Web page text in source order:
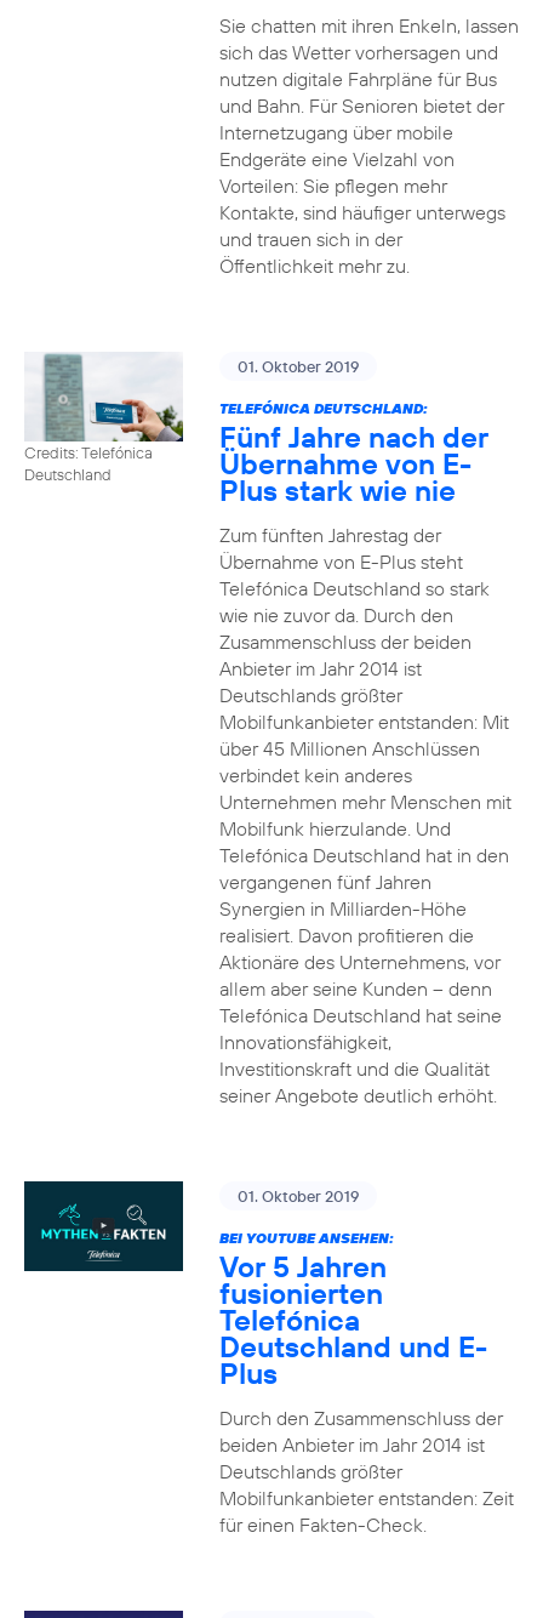
Sie chatten mit ihren Enkeln, lassen
sich das Wetter vorhersagen und
nutzen digitale Fahrpläne für Bus
und Bahn. Für Senioren bietet der
Internetzugang über mobile
Endgeräte eine Vielzahl von
Vorteilen: Sie pflegen mehr
Kontakte, sind häufiger unterwegs
und trauen sich in der
Öffentlichkeit mehr zu.
Credits: Telefónica
Deutschland
01. Oktober 2019
TELEFÓNICA DEUTSCHLAND:
Fünf Jahre nach der
Übernahme von E-
Plus stark wie nie
Zum fünften Jahrestag der
Übernahme von E-Plus steht
Telefónica Deutschland so stark
wie nie zuvor da. Durch den
Zusammenschluss der beiden
Anbieter im Jahr 2014 ist
Deutschlands größter
Mobilfunkanbieter entstanden: Mit
über 45 Millionen Anschlüssen
verbindet kein anderes
Unternehmen mehr Menschen mit
Mobilfunk hierzulande. Und
Telefónica Deutschland hat in den
vergangenen fünf Jahren
Synergien in Milliarden-Höhe
realisiert. Davon profitieren die
Aktionäre des Unternehmens, vor
allem aber seine Kunden – denn
Telefónica Deutschland hat seine
Innovationsfähigkeit,
Investitionskraft und die Qualität
seiner Angebote deutlich erhöht.
01. Oktober 2019
BEI YOUTUBE ANSEHEN:
Vor 5 Jahren
fusionierten
Telefónica
Deutschland und E-
Plus
Durch den Zusammenschluss der
beiden Anbieter im Jahr 2014 ist
Deutschlands größter
Mobilfunkanbieter entstanden: Zeit
für einen Fakten-Check.